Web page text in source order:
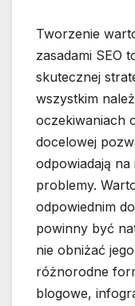
Tworzenie
zasadami SEO
skutecznej
wszystkim
oczekiwaniach
docelowej
odpowiadają
problemy.
odpowiednim
powinny być
nie obniżać
różnorodne
blogowe,